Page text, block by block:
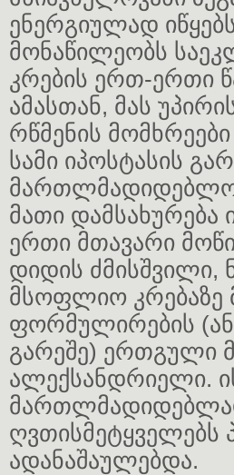
ენერგიულად
მონაწილეობს
კრების ერთ-ერთი
ამასთან, მას
რწმენის
სამი იპოსტასის
მათი
ერთი მთავარი
დიდის ძმისშვილი,
მსოფლიო კრებაზე
ფორმულირების
გარეშე) ერთგული
ალექსანდრიელი.
ღვთისმეტყველებს
ადანაშაულებდა.